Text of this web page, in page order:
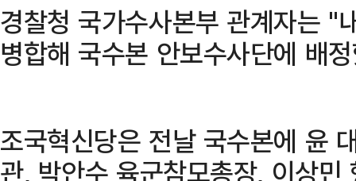
경찰청 국가수사본부 관계자는 "
병합해 국수본 안보수사단에 배
조국혁신당은 전날 국수본에 윤
관, 박안수 육군참모총장, 이상